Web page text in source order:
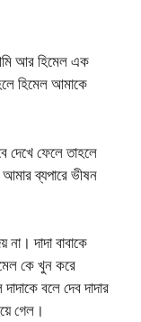
আমি আর হিমেল এক
হিমেল আমাকে
দেখে ফেলে তাহলে
আমার ব্যপারে ভীষন
দাদা বাবাকে
কে খুন করে
বলে দেব দাদার
গেল।